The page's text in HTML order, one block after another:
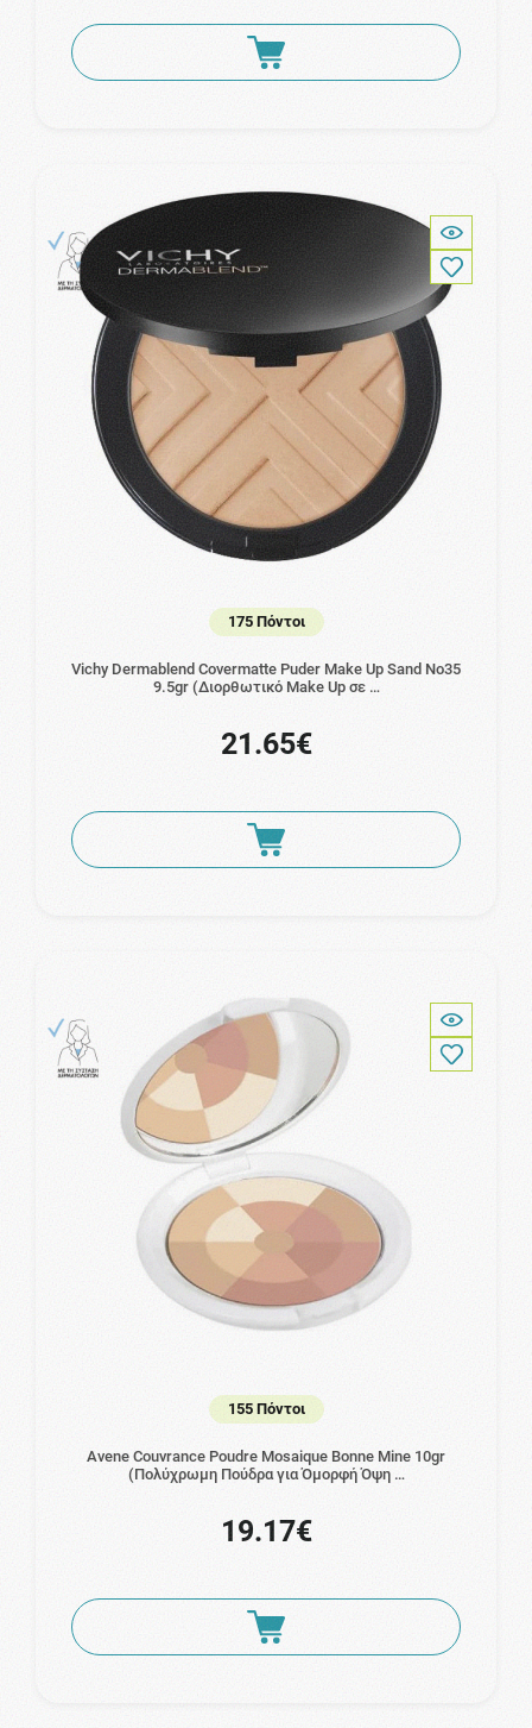
175 Πόντοι
Vichy Dermablend Covermatte Puder Make Up Sand No35
9.5gr (Διορθωτικό Make Up σε …
21.65€
155 Πόντοι
Avene Couvrance Poudre Mosaique Bonne Mine 10gr
(Πολύχρωμη Πούδρα για Όμορφή Όψη …
19.17€